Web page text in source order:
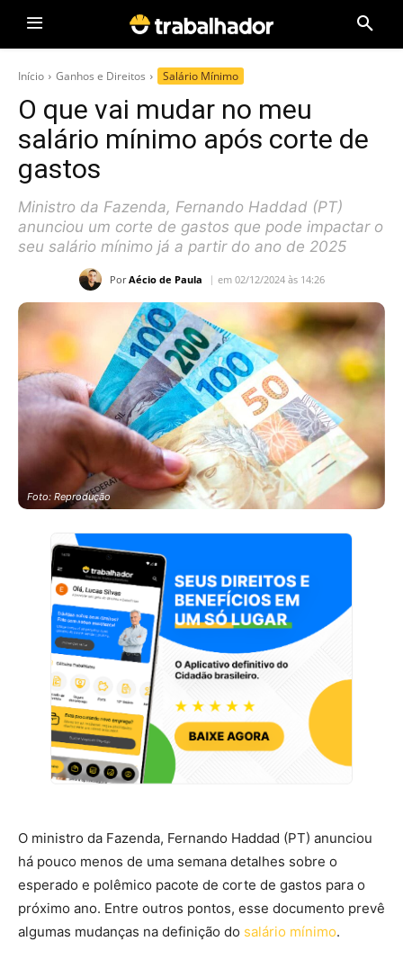
Início Ganhos e Direitos Salário Mínimo
O que vai mudar no meu
salário mínimo após corte de
gastos
Ministro da Fazenda, Fernando Haddad (PT)
anunciou um corte de gastos que pode impactar o
seu salário mínimo já a partir do ano de 2025
Por Aécio de Paula em 02/12/2024 às 14:26
Foto: Reprodução
O ministro da Fazenda, Fernando Haddad (PT) anunciou
há pouco menos de uma semana detalhes sobre o
esperado e polêmico pacote de corte de gastos para o
próximo ano. Entre outros pontos, esse documento prevê
algumas mudanças na definição do salário mínimo.